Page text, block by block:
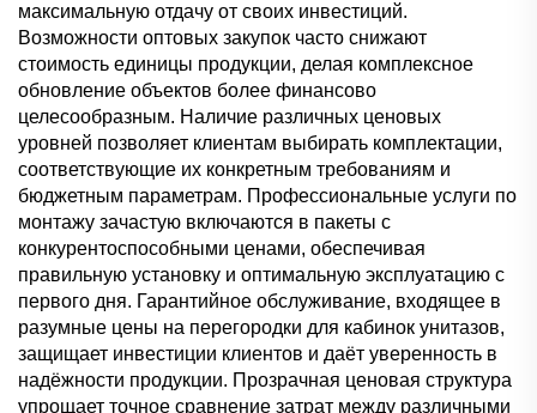
максимальную отдачу от своих инвестиций.
Возможности оптовых закупок часто снижают
стоимость единицы продукции, делая комплексное
обновление объектов более финансово
целесообразным. Наличие различных ценовых
уровней позволяет клиентам выбирать комплектации,
соответствующие их конкретным требованиям и
бюджетным параметрам. Профессиональные услуги по
монтажу зачастую включаются в пакеты с
конкурентоспособными ценами, обеспечивая
правильную установку и оптимальную эксплуатацию с
первого дня. Гарантийное обслуживание, входящее в
разумные цены на перегородки для кабинок унитазов,
защищает инвестиции клиентов и даёт уверенность в
надёжности продукции. Прозрачная ценовая структура
упрощает точное сравнение затрат между различными